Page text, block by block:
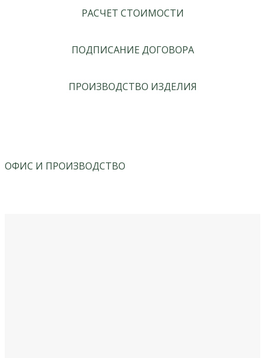
РАСЧЕТ СТОИМОСТИ
ПОДПИСАНИЕ ДОГОВОРА
ПРОИЗВОДСТВО ИЗДЕЛИЯ
ОФИС И ПРОИЗВОДСТВО